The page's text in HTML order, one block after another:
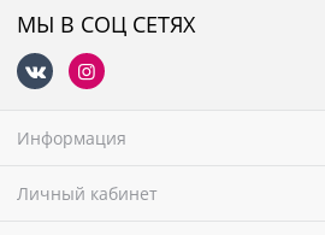
МЫ В СОЦ СЕТЯХ
Информация
Личный кабинет